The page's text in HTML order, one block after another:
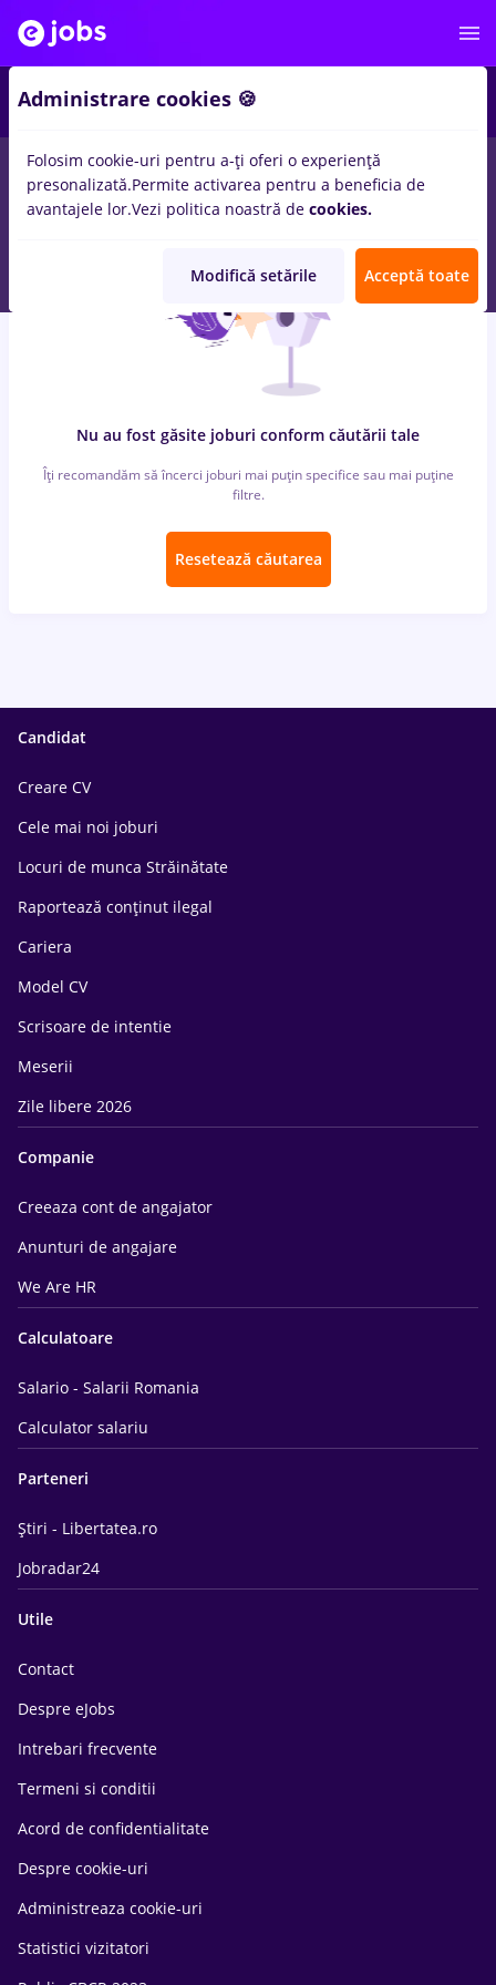
locuri de muncacu salarii after effects, Part time
experienta
Nu au fost găsite joburi conform căutării tale
Îți recomandăm să încerci joburi mai puțin specifice sau mai puține
filtre.
Resetează căutarea
Candidat
Creare CV
Cele mai noi joburi
Locuri de munca Străinătate
Raportează conținut ilegal
Cariera
Model CV
Scrisoare de intentie
Meserii
Zile libere 2026
Companie
Creeaza cont de angajator
Anunturi de angajare
We Are HR
Calculatoare
Salario - Salarii Romania
Calculator salariu
Parteneri
Știri - Libertatea.ro
Jobradar24
Utile
Contact
Despre eJobs
Intrebari frecvente
Termeni si conditii
Acord de confidentialitate
Despre cookie-uri
Administreaza cookie-uri
Statistici vizitatori
Administrare cookies 🍪
Folosim cookie-uri pentru a-ți oferi o experiență
presonalizată.Permite activarea pentru a beneficia de
avantajele lor.Vezi politica noastră de cookies.
Modifică setările Acceptă toate